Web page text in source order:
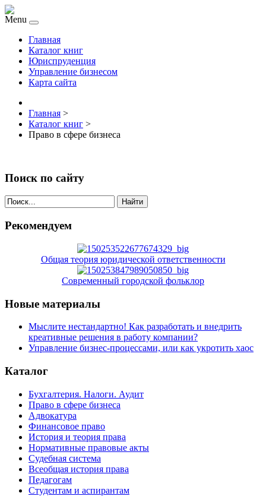
Menu
Главная
Каталог книг
Юриспруденция
Управление бизнесом
Карта сайта
Главная >
Каталог книг >
Право в сфере бизнеса
Поиск по сайту
Найти
Рекомендуем
Общая теория юридической ответственности
Современный городской фольклор
Новые материалы
Мыслите нестандартно! Как разработать и внедрить
креативные решения в работу компании?
Управление бизнес-процессами, или как укротить хаос
Каталог
Бухгалтерия. Налоги. Аудит
Право в сфере бизнеса
Адвокатура
Финансовое право
История и теория права
Нормативные правовые акты
Судебная система
Всеобщая история права
Педагогам
Студентам и аспирантам